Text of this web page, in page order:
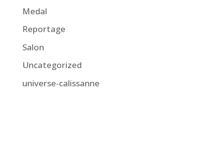
Medal
Reportage
Salon
Uncategorized
universe-calissanne